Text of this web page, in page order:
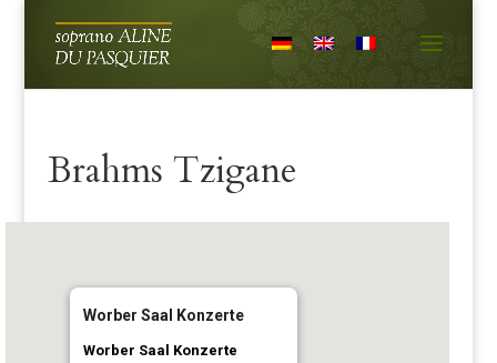
Brahms Tzigane
Worber Saal Konzerte
Worber Saal Konzerte